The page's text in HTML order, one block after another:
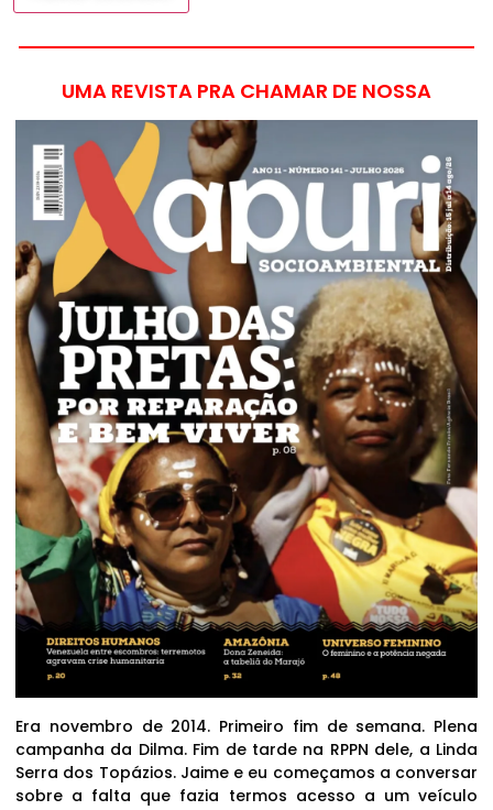
UMA REVISTA PRA CHAMAR DE NOSSA
Era novembro de 2014. Primeiro fim de semana. Plena
campanha da Dilma. Fim de tarde na RPPN dele, a Linda
Serra dos Topázios. Jaime e eu começamos a conversar
sobre a falta que fazia termos acesso a um veículo